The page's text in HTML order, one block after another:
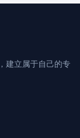
建立属于自己的专